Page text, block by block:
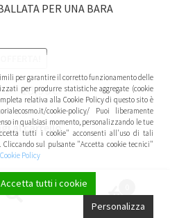
PER UNA BARA
€ 18,99€
al carrello
per garantire il corretto funzionamento delle
per produrre statistiche aggregate (cookie
relativa alla Cookie Policy di questo sito è
cookie-policy/ Puoi liberamente
in qualsiasi momento, personalizzando le tue
tutti i cookie" acconsenti all'uso di tali
sul pulsante "Accetta cookie tecnici"
Cookie Policy
Accetta tutti i cookie
Personalizza